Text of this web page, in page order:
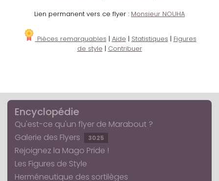
Lien permanent vers ce flyer : Monsieur NOUHA
Pièces remarquables | Aide | Statistiques | Figures
de style | Contribuer
Encyclopédie
Qu'est-ce qu'un flyer de Marabout ?
Galerie des Flyers
3025
Rejoignez la Mago Pride !
Les Figures de Style
Herméneutique des sortilèges